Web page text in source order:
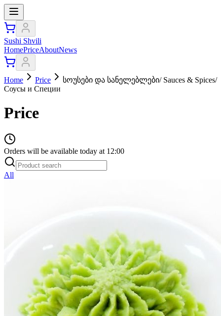
Sushi Shvili
HomePriceAboutNews
Home Price
სოუსები და სანელებლები/ Sauces & Spices/
Соусы и Cпеции
Price
Orders will be available today at 12:00
All